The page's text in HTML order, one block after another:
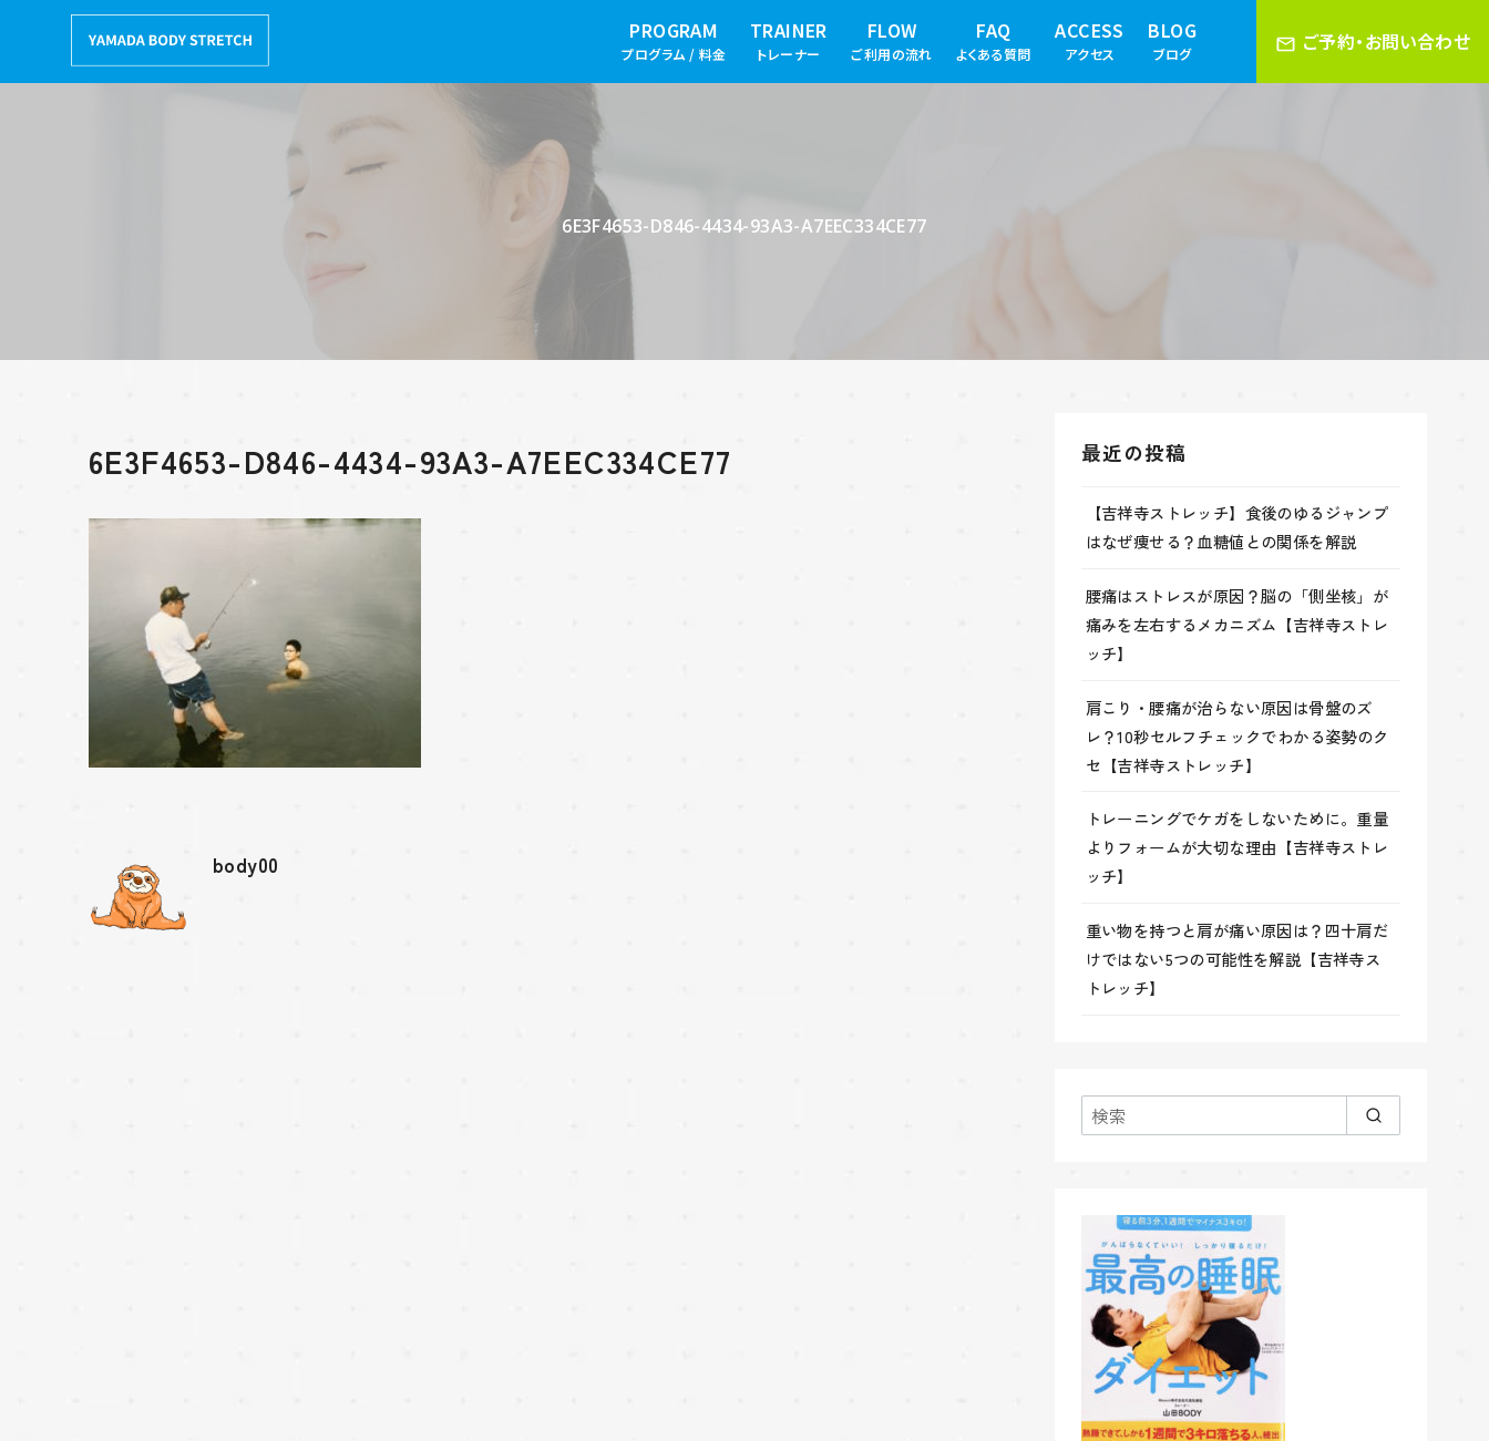
テ
PROGRAM
プログラム / 料金
TRAINER
トレーナー
FLOW
ご利用の流れ
FAQ
よくある質問
ACCESS
アクセス
BLOG
ブログ
6E3F4653-D846-4434-93A3-A7EEC334CE77
ご予約・お問い合わせ
6E3F4653-D846-4434-93A3-A7EEC334CE77
body00
最近の投稿
【吉祥寺ストレッチ】食後のゆるジャンプ
はなぜ痩せる？血糖値との関係を解説
腰痛はストレスが原因？脳の「側坐核」が
痛みを左右するメカニズム【吉祥寺ストレ
ッチ】
肩こり・腰痛が治らない原因は骨盤のズ
レ？10秒セルフチェックでわかる姿勢のク
セ【吉祥寺ストレッチ】
トレーニングでケガをしないために。重量
よりフォームが大切な理由【吉祥寺ストレ
ッチ】
重い物を持つと肩が痛い原因は？四十肩だ
けではない5つの可能性を解説【吉祥寺ス
トレッチ】